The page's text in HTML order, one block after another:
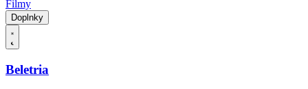
Filmy
Doplnky
Beletria